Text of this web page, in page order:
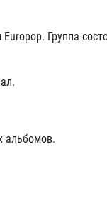
Группа
.
альбомов.